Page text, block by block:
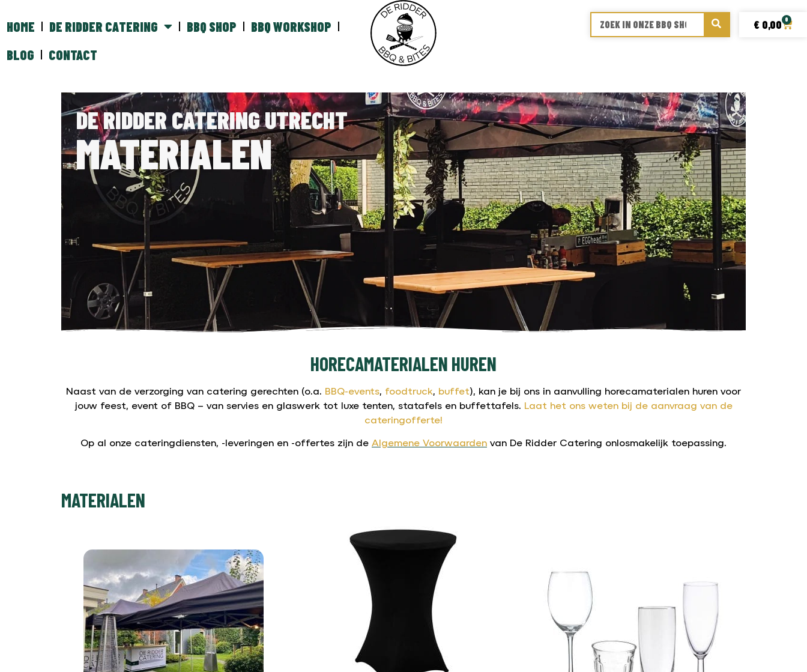
HOME DE RIDDER CATERING BBQ SHOP
BBQ WORKSHOP
BLOG
CONTACT
€ 0,00 0
DE RIDDER CATERING UTRECHT
MATERIALEN
HORECAMATERIALEN HUREN
Naast van de verzorging van catering gerechten (o.a. BBQ-events, foodtruck, buffet), kan je bij ons in aanvulling horecamaterialen huren voor
jouw feest, event of BBQ – van servies en glaswerk tot luxe tenten, statafels en buffettafels. Laat het ons weten bij de aanvraag van de
cateringofferte!
Op al onze cateringdiensten, -leveringen en -offertes zijn de Algemene Voorwaarden van De Ridder Catering onlosmakelijk toepassing.
MATERIALEN